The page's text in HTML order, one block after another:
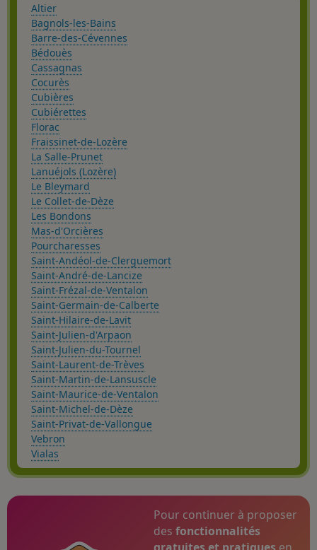
Altier
Bagnols-les-Bains
Barre-des-Cévennes
Bédouès
Cassagnas
Cocurès
Cubières
Cubiérettes
Florac
Fraissinet-de-Lozère
La Salle-Prunet
Lanuéjols (Lozère)
Le Bleymard
Le Collet-de-Dèze
Les Bondons
Mas-d'Orcières
Pourcharesses
Saint-Andéol-de-Clerguemort
Saint-André-de-Lancize
Saint-Frézal-de-Ventalon
Saint-Germain-de-Calberte
Saint-Hilaire-de-Lavit
Saint-Julien-d'Arpaon
Saint-Julien-du-Tournel
Saint-Laurent-de-Trèves
Saint-Martin-de-Lansuscle
Saint-Maurice-de-Ventalon
Saint-Michel-de-Dèze
Saint-Privat-de-Vallongue
Vebron
Vialas
Pour continuer à proposer
desfonctionnalités